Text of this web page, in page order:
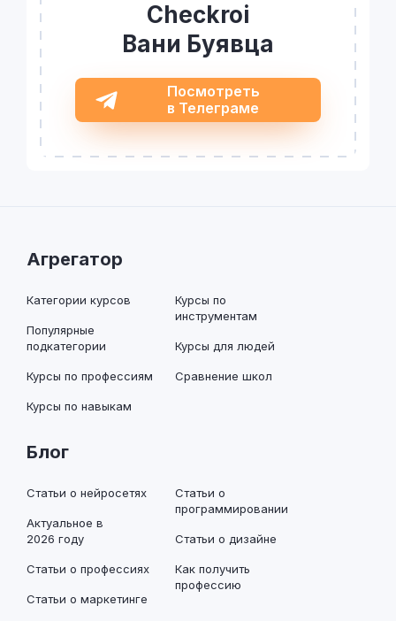
Checkroi
Вани Буявца
Посмотреть
в Телеграме
Агрегатор
Категории курсов
Популярные
подкатегории
Курсы по профессиям
Курсы по навыкам
Курсы по
инструментам
Курсы для людей
Сравнение школ
Блог
Статьи о нейросетях
Актуальное в
2026 году
Статьи о профессиях
Статьи о маркетинге
Статьи о
программировании
Статьи о дизайне
Как получить
профессию